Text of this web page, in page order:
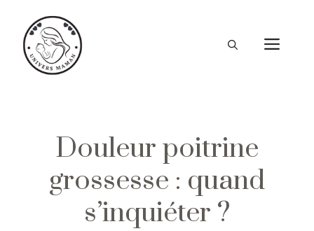
contenu
Douleur poitrine
grossesse : quand
s’inquiéter ?